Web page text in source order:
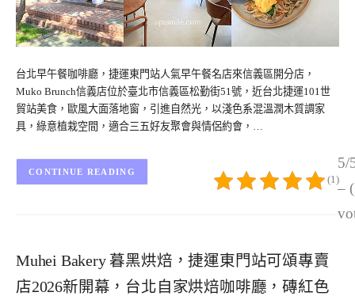
台北早午餐咖啡廳，捷運東門站人氣早午餐名店來信義區開分店，
Muko Brunch信義店位於臺北市信義區松勤街51號，近台北捷運101世
貿站美食，歐風大面落地窗，引進自然光，以淺色系混溫潤木質調家
具，綠意植栽空間，適合三五好友聚會與情侶約會，…
5/
–
(1)
CONTINUE READING
Muhei Bakery 暮黑烘焙，捷運東門站可頌專賣
店2026新開幕，台北自家烘焙咖啡廳，磚紅色